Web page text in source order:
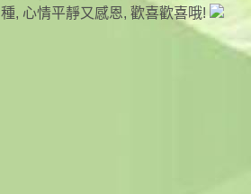
種, 心情平靜又感恩, 歡喜歡喜哦!